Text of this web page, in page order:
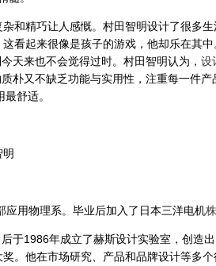
和精巧让人感慨。村田智明设计了很多生
看起来很像是孩子的游戏，他却乐在其中
天来也不会觉得过时。村田智明认为， 设
朴又不缺乏功能与实用性，注重每一件产
舒适。
用物理系。毕业后加入了日本三洋电机
于1986年成立了赫斯设计实验室，创造
。他在市场研究、产品和品牌设计等多